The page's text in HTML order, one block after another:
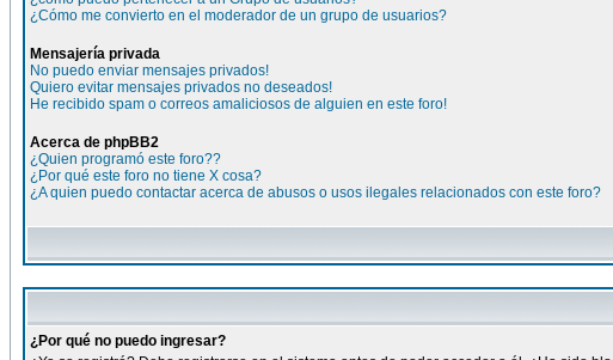
¿Cómo me convierto en el moderador de un grupo de usuarios?
Mensajería privada
No puedo enviar mensajes privados!
Quiero evitar mensajes privados no deseados!
He recibido spam o correos amaliciosos de alguien en este foro!
Acerca de phpBB2
¿Quien programó este foro??
¿Por qué este foro no tiene X cosa?
¿A quien puedo contactar acerca de abusos o usos ilegales relacionados con este foro?
¿Por qué no puedo ingresar?